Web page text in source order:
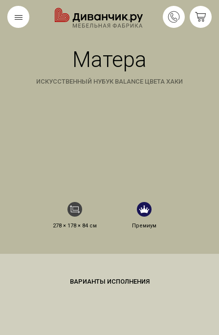
Матера
ИСКУССТВЕННЫЙ НУБУК BALANCE ЦВЕТА ХАКИ
278 × 178 × 84 см Премиум
Скандинавская
коллекция